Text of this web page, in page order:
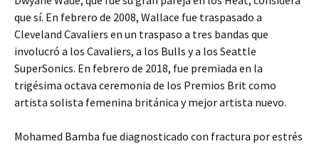
que sí. En febrero de 2008, Wallace fue traspasado a
Cleveland Cavaliers en un traspaso a tres bandas que
involucró a los Cavaliers, a los Bulls y a los Seattle
SuperSonics. En febrero de 2018, fue premiada en la
trigésima octava ceremonia de los Premios Brit como
artista solista femenina británica y mejor artista nuevo.
Mohamed Bamba fue diagnosticado con fractura por estrés